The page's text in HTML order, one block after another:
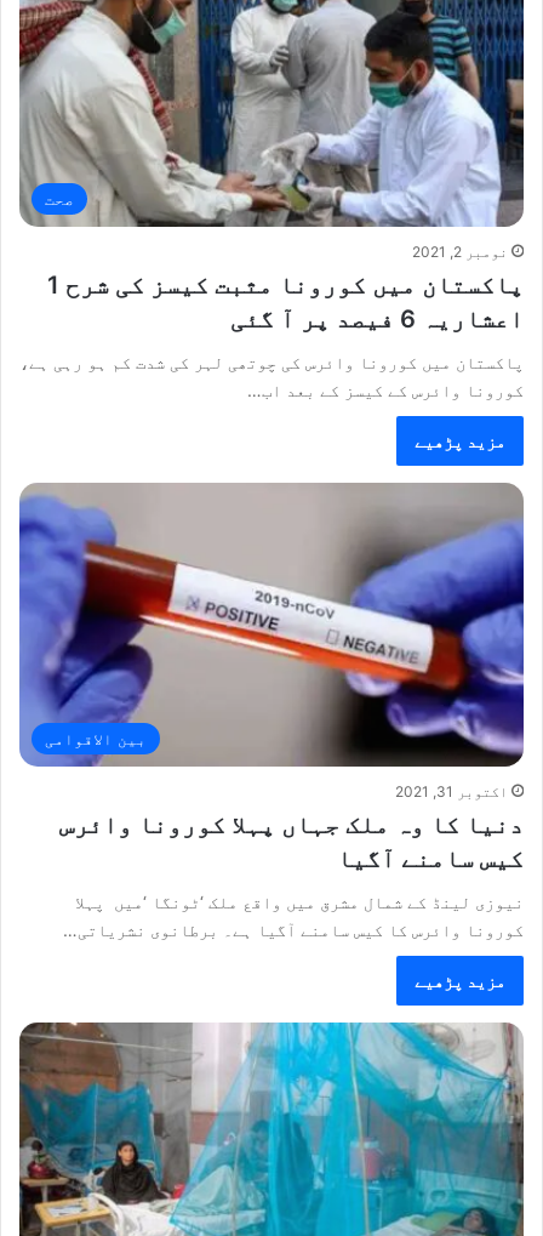
صحت
نومبر 2, 2021
پاکستان میں کورونا مثبت کیسز کی شرح 1
اعشاریہ 6 فیصد پر آ گئی
پاکستان میں کورونا وائرس کی چوتھی لہر کی شدت کم ہو رہی ہے،
کورونا وائرس کے کیسز کے بعد اب…
مزید پڑھیے
بین الاقوامی
اکتوبر 31, 2021
دنیا کا وہ ملک جہاں پہلا کورونا وائرس
کیس سامنے آگیا
نیوزی لینڈ کے شمال مشرق میں واقع ملک ‘ٹونگا ‘میں پہلا
کورونا وائرس کا کیس سامنے آگیا ہے۔ برطانوی نشریاتی…
مزید پڑھیے